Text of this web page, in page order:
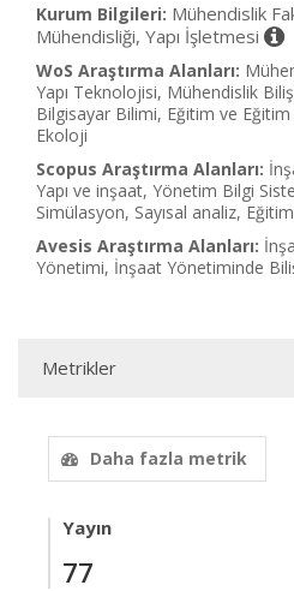
Kurum Bilgileri: Mühendislik
Mühendisliği, Yapı İşletmesi
WoS Araştırma Alanları:
Yapı Teknolojisi, Mühendislik
Bilgisayar Bilimi, Eğitim ve Eğitim
Ekoloji
Scopus Araştırma Alanları:
Yapı ve inşaat, Yönetim Bilgi
Simülasyon, Sayısal analiz, Eğitim
Avesis Araştırma Alanları:
Yönetimi, İnşaat Yönetiminde
Metrikler
Daha fazla metrik
Yayın
77